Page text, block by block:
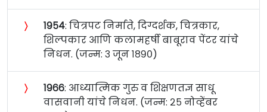
〉 १९५४: चित्रपट निर्माते, दिग्दर्शक, चित्रकार,
शिल्पकार आणि कलामहर्षी बाबूराव पेंटर यांचे
निधन. (जन्म: ३ जून १८९०)
〉 १९६६: आध्यात्मिक गुरु व शिक्षणतज्ञ साधू
वासवानी यांचे निधन. (जन्म: २५ नोव्हेंबर